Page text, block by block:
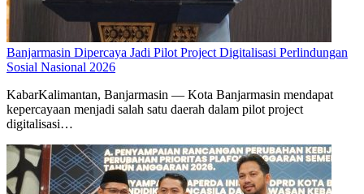
Banjarmasin Dipercaya Jadi Pilot Project Digitalisasi Perlindungan
Sosial Nasional 2026
KabarKalimantan, Banjarmasin — Kota Banjarmasin mendapat
kepercayaan menjadi salah satu daerah dalam pilot project
digitalisasi…